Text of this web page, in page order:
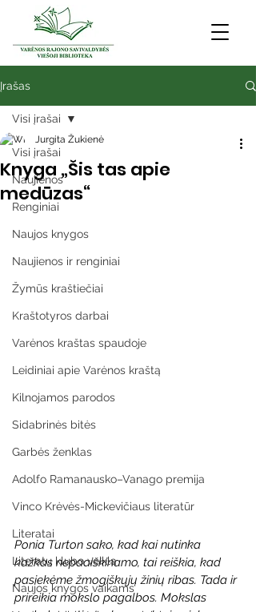
Įrašas
Visi įrašai
Naujienos
Renginiai
Naujos knygos
Naujienos ir renginiai
Žymūs kraštiečiai
Kraštotyros darbai
Varėnos kraštas spaudoje
Leidiniai apie Varėnos kraštą
Kilnojamos parodos
Sidabrinės bitės
Garbės ženklas
Adolfo Ramanausko–Vanago premija
Vinco Krėvės-Mickevičiaus literatūr
Literatai
Literatų klubo veikla
Naujos knygos vaikams
Visi įrašai
Knyga „Šis tas apie
medūzas“
Jurgita Žukienė
Ponia Turton sako, kad kai nutinka
kažkas nepaaiškinamo, tai reiškia, kad
pasiekėme žmogiškųjų žinių ribas. Tada ir
prireikia mokslo pagalbos. Mokslas